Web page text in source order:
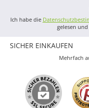
Ich habe die
gelesen
SICHER EINKAUFEN
Mehrfach